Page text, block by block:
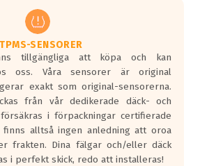
TPMS-SENSORER
tillgängliga att köpa och kan
oss. Våra sensorer är original
exakt som original-sensorerna.
från vår dedikerade däck- och
i förpackningar certifierade
alltså ingen anledning att oroa
frakten. Dina fälgar och/eller däck
i perfekt skick, redo att installeras!